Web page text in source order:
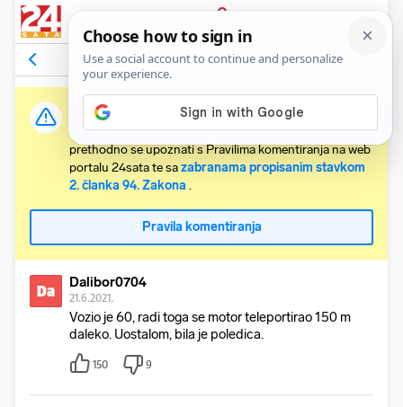
PRIJAVA
Odgovori na komentar Vidi članak
Važna obavijest:
Svaki korisnik koji želi komentirati članke obvezan je
prethodno se upoznati s Pravilima komentiranja na web
portalu 24sata te sazabranama propisanim stavkom
2. članka 94. Zakona .
Pravila komentiranja
Da Dalibor0704
21.6.2021.
Vozio je 60, radi toga se motor teleportirao 150 m
daleko. Uostalom, bila je poledica.
150 9